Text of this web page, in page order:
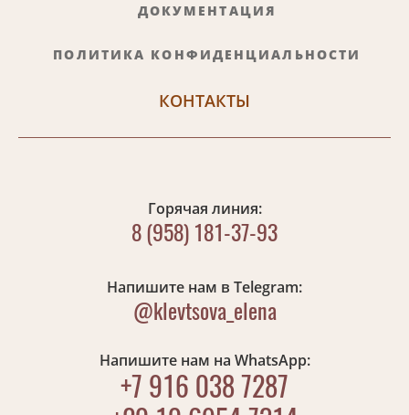
ДОКУМЕНТАЦИЯ
ПОЛИТИКА КОНФИДЕНЦИАЛЬНОСТИ
КОНТАКТЫ
Горячая линия:
8 (958) 181-37-93
Напишите нам в Telegram:
@klevtsova_elena
Напишите нам на WhatsApp:
+7 916 038 7287